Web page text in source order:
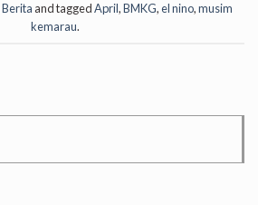
Berita and taggedApril,BMKG,el nino,musim
kemarau.